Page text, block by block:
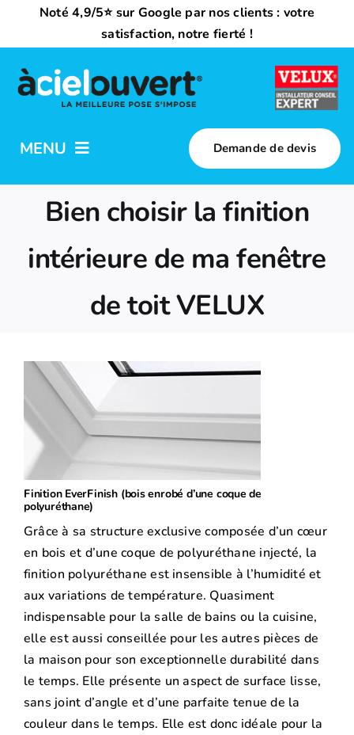
contenu
Noté 4,9/5⭐ sur Google par nos clients : votre
satisfaction, notre fierté !
MENU
Qui sommes-nous ?
Trouvez votre installateur
Demande de devis
Bien choisir la finition
intérieure de ma fenêtre
de toit VELUX
Finition EverFinish (bois enrobé d’une coque de
polyuréthane)
Grâce à sa structure exclusive composée d’un cœur
en bois et d’une coque de polyuréthane injecté, la
finition polyuréthane est insensible à l’humidité et
aux variations de température. Quasiment
indispensable pour la salle de bains ou la cuisine,
elle est aussi conseillée pour les autres pièces de
la maison pour son exceptionnelle durabilité dans
le temps. Elle présente un aspect de surface lisse,
sans joint d’angle et d’une parfaite tenue de la
couleur dans le temps. Elle est donc idéale pour la